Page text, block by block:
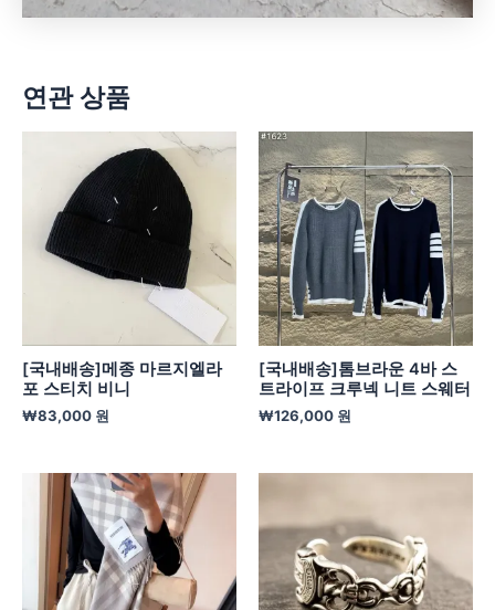
연관 상품
[국내배송]메종 마르지엘라
포 스티치 비니
₩83,000 원
[국내배송]톰브라운 4바 스
트라이프 크루넥 니트 스웨터
₩126,000 원